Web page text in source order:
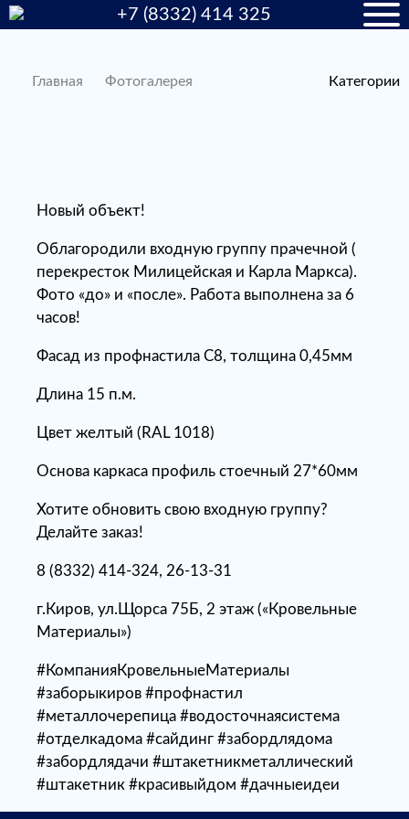
+7 (8332) 414 325
Главная Фотогалерея Категории
Новый объект!
Облагородили входную группу прачечной (
перекресток Милицейская и Карла Маркса).
Фото «до» и «после». Работа выполнена за 6
часов!
Фасад из профнастила С8, толщина 0,45мм
Длина 15 п.м.
Цвет желтый (RAL 1018)
Основа каркаса профиль стоечный 27*60мм
Хотите обновить свою входную группу?
Делайте заказ!
8 (8332) 414-324, 26-13-31
г.Киров, ул.Щорса 75Б, 2 этаж («Кровельные
Материалы»)
#КомпанияКровельныеМатериалы
#заборыкиров #профнастил
#металлочерепица #водосточнаясистема
#отделкадома #сайдинг #забордлядома
#забордлядачи #штакетникметаллический
#штакетник #красивыйдом #дачныеидеи